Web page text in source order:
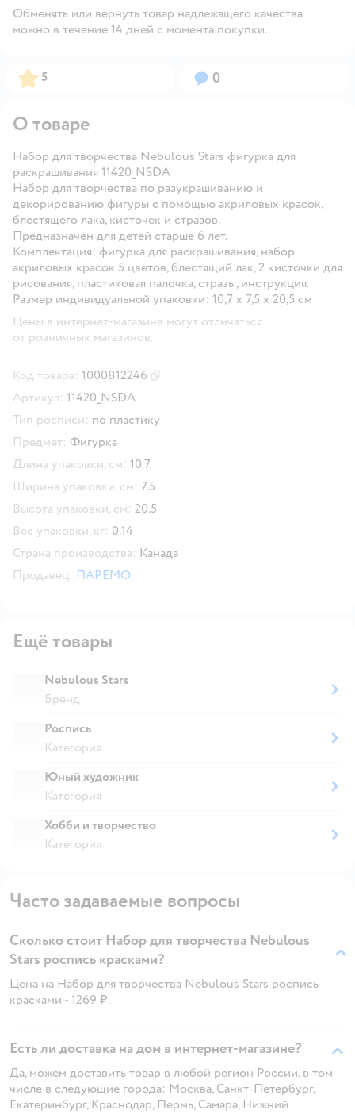
Обменять или вернуть товар надлежащего качества
можно в течение 14 дней с момента покупки.
Рейтинг:
5 Вопросов:
0
О товаре
Набор для творчества Nebulous Stars фигурка для
раскрашивания 11420_NSDA
Набор для творчества по разукрашиванию и
декорированию фигуры с помощью акриловых красок,
блестящего лака, кисточек и стразов.
Предназначен для детей старше 6 лет.
Комплектация: фигурка для раскрашивания, набор
акриловых красок 5 цветов, блестящий лак, 2 кисточки для
рисования, пластиковая палочка, стразы, инструкция.
Размер индивидуальной упаковки: 10,7 х 7,5 х 20,5 см
Цены в интернет-магазине могут отличаться
от розничных магазинов.
Код товара: 1000812246
Артикул: 11420_NSDA
Тип росписи: по пластику
Предмет: Фигурка
Длина упаковки, см: 10.7
Ширина упаковки, см: 7.5
Высота упаковки, см: 20.5
Вес упаковки, кг: 0.14
Страна производства: Канада
Продавец: ПАРЕМО
Ещё товары
Nebulous Stars
Бренд
Роспись
Категория
Юный художник
Категория
Хобби и творчество
Категория
Часто задаваемые вопросы
Сколько стоит Набор для творчества Nebulous
Stars роспись красками?
Цена на Набор для творчества Nebulous Stars роспись
красками - 1269 ₽.
Есть ли доставка на дом в интернет-магазине?
Да, можем доставить товар в любой регион России, в том
числе в следующие города: Москва, Санкт-Петербург,
Екатеринбург, Краснодар, Пермь, Самара, Нижний